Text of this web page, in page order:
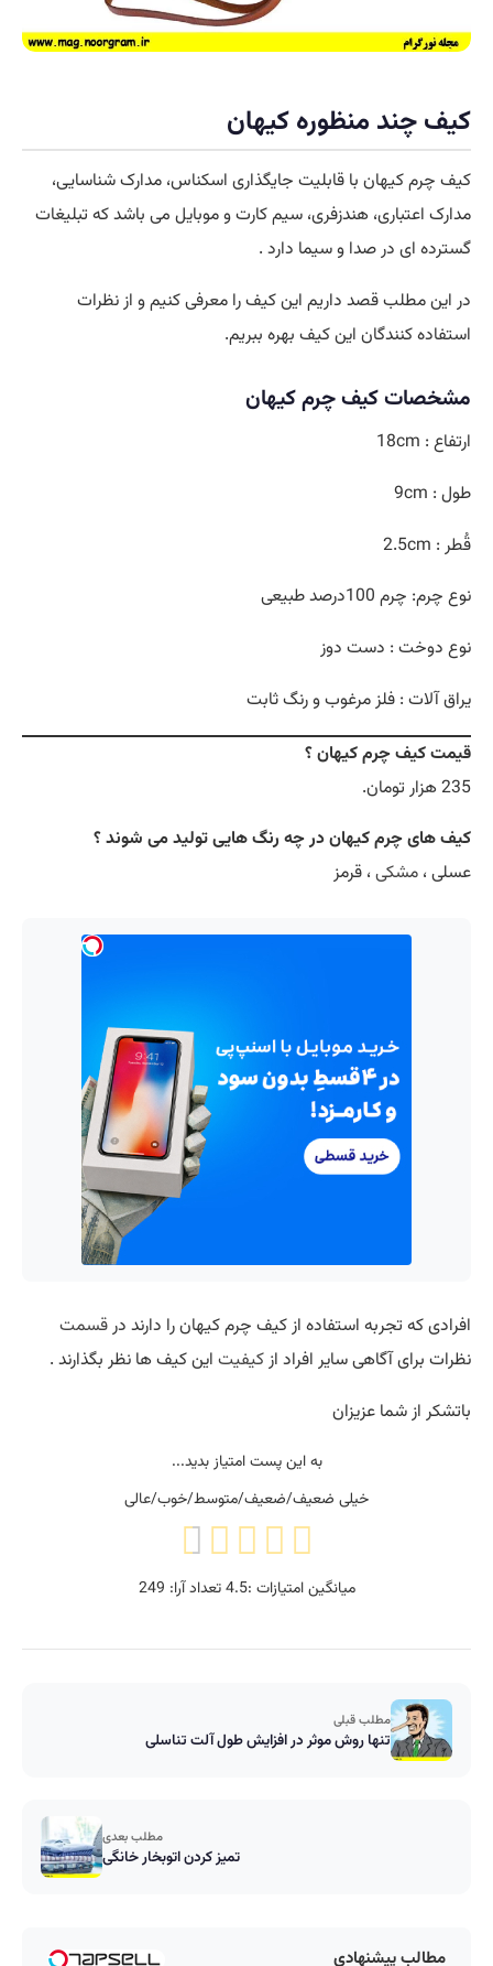
کیف چند منظوره کیهان
کیف چرم کیهان با قابلیت جایگذاری اسکناس، مدارک شناسایی،
مدارک اعتباری، هندزفری، سیم کارت و موبایل می باشد که تبلیغات
گسترده ای در صدا و سیما دارد .
در این مطلب قصد داریم این کیف را معرفی کنیم و از نظرات
استفاده کنندگان این کیف بهره ببریم.
مشخصات کیف چرم کیهان
ارتفاع : 18cm
طول : 9cm
قُطر : 2.5cm
نوع چرم: چرم 100درصد طبیعی
نوع دوخت : دست دوز
یراق آلات : فلز مرغوب و رنگ ثابت
قیمت کیف چرم کیهان ؟
235 هزار تومان.
کیف های چرم کیهان در چه رنگ هایی تولید می شوند ؟
عسلی ، مشکی ، قرمز
افرادی که تجربه استفاده از کیف چرم کیهان را دارند درقسمت
نظرات برای آگاهی سایر افراد ازکیفیت این کیف ها نظر بگذارند .
باتشکر از شما عزیزان
به این پست امتیاز بدید...
خیلی ضعیف/ضعیف/متوسط/خوب/عالی
میانگین امتیازات :4.5تعداد آرا: 249
مطلب قبلی
تنها روش موثر در افزایش طول آلت تناسلی
مطلب بعدی
تمیز کردن اتوبخار خانگی
مطالب پیشنهادی